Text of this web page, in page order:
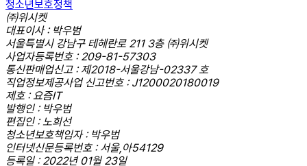
청소년보호정책
㈜위시켓
대표이사 : 박우범
서울특별시 강남구 테헤란로 211 3층 ㈜위시켓
사업자등록번호 : 209-81-57303
통신판매업신고 : 제2018-서울강남-02337 호
직업정보제공사업 신고번호 : J1200020180019
제호 : 요즘IT
발행인 : 박우범
편집인 : 노희선
청소년보호책임자 : 박우범
인터넷신문등록번호 : 서울,아54129
등록일 : 2022년 01월 23일